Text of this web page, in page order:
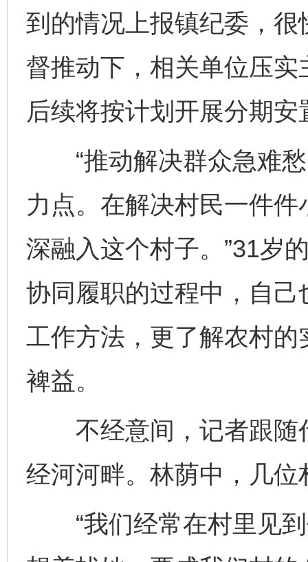
到的情况上报镇纪委，
督推动下，相关单位压
后续将按计划开展分期安
“推动解决群众急难愁
力点。在解决村民一件
深融入这个村子。”31岁
协同履职的过程中，自
工作方法，更了解农村
裨益。
不经意间，记者跟随
经河河畔。林荫中，几
“我们经常在村里见到